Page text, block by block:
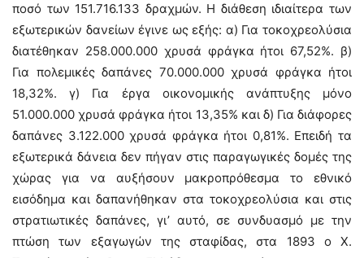
ποσό των 151.716.133 δραχμών. Η διάθεση ιδιαίτερα των
εξωτερικών δανείων έγινε ως εξής: α) Για τοκοχρεολύσια
διατέθηκαν 258.000.000 χρυσά φράγκα ήτοι 67,52%. β)
Για πολεμικές δαπάνες 70.000.000 χρυσά φράγκα ήτοι
18,32%. γ) Για έργα οικονομικής ανάπτυξης μόνο
51.000.000 χρυσά φράγκα ήτοι 13,35% και δ) Για διάφορες
δαπάνες 3.122.000 χρυσά φράγκα ήτοι 0,81%. Επειδή τα
εξωτερικά δάνεια δεν πήγαν στις παραγωγικές δομές της
χώρας για να αυξήσουν μακροπρόθεσμα το εθνικό
εισόδημα και δαπανήθηκαν στα τοκοχρεολύσια και στις
στρατιωτικές δαπάνες, γι’ αυτό, σε συνδυασμό με την
πτώση των εξαγωγών της σταφίδας, στα 1893 ο Χ.